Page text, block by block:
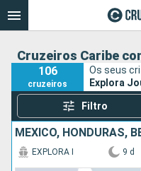
Cruzeiros Caribe
106
cruzeiros
Os seus
Explora
Filtro
EXPLORA I 9 d